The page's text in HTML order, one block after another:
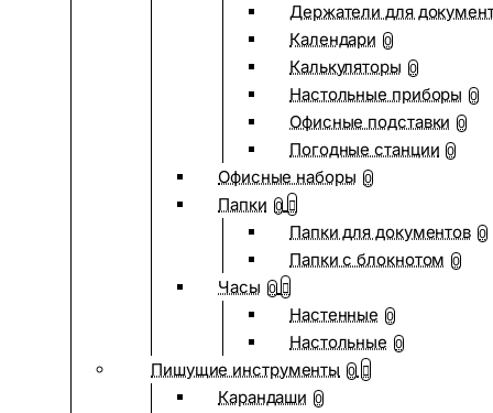
Держатели для
Календари 0
Калькуляторы 0
Настольные приборы 0
Офисные подставки 0
Погодные станции 0
Офисные наборы 0
Папки 0
Папки для документов 0
Папки с блокнотом 0
Часы 0
Настенные 0
Настольные 0
Пишущие инструменты 0
Карандаши 0